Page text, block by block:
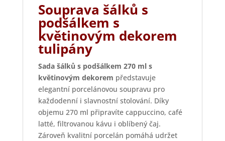
Souprava šálků s
podšálkem s
květinovým dekorem
tulipány
Sada šálků s podšálkem 270 ml s
květinovým dekorem představuje
elegantní porcelánovou soupravu pro
každodenní i slavnostní stolování. Díky
objemu 270 ml připravíte cappuccino, café
latté, filtrovanou kávu i oblíbený čaj.
Zároveň kvalitní porcelán pomáhá udržet